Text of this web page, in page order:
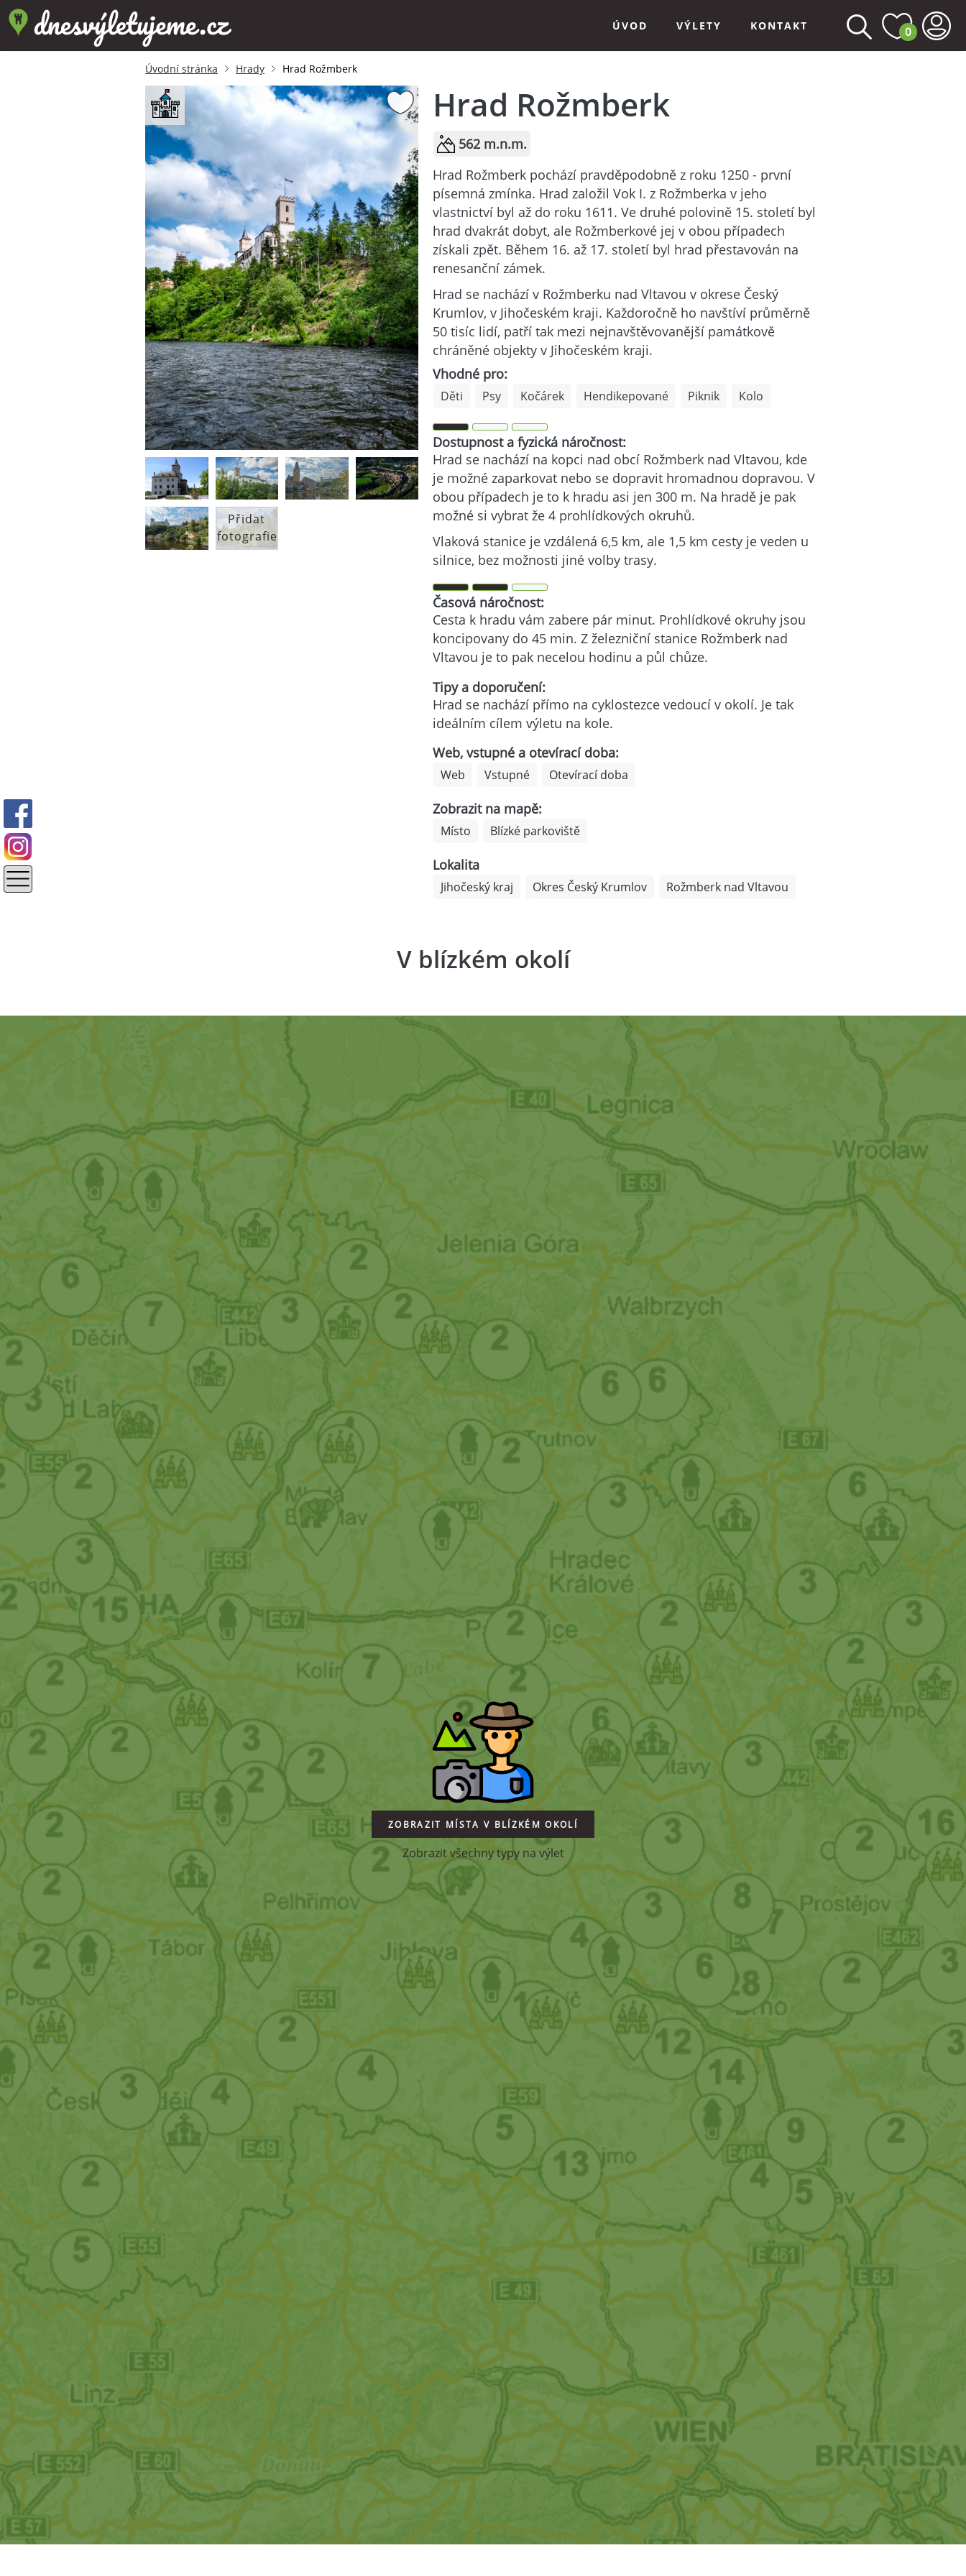
ÚVOD VÝLETY KONTAKT 0
Úvodní stránka Hrady Hrad Rožmberk
Přidat
fotografie
Hrad Rožmberk
562 m.n.m.
Hrad Rožmberk pochází pravděpodobně z roku 1250 - první
písemná zmínka. Hrad založil Vok I. z Rožmberka v jeho
vlastnictví byl až do roku 1611. Ve druhé polovině 15. století byl
hrad dvakrát dobyt, ale Rožmberkové jej v obou případech
získali zpět. Během 16. až 17. století byl hrad přestavován na
renesanční zámek.
Hrad se nachází v Rožmberku nad Vltavou v okrese Český
Krumlov, v Jihočeském kraji. Každoročně ho navštíví průměrně
50 tisíc lidí, patří tak mezi nejnavštěvovanější památkově
chráněné objekty v Jihočeském kraji.
Vhodné pro:
Děti Psy Kočárek Hendikepované Piknik Kolo
Dostupnost a fyzická náročnost:
Hrad se nachází na kopci nad obcí Rožmberk nad Vltavou, kde
je možné zaparkovat nebo se dopravit hromadnou dopravou. V
obou případech je to k hradu asi jen 300 m. Na hradě je pak
možné si vybrat že 4 prohlídkových okruhů.
Vlaková stanice je vzdálená 6,5 km, ale 1,5 km cesty je veden u
silnice, bez možnosti jiné volby trasy.
Časová náročnost:
Cesta k hradu vám zabere pár minut. Prohlídkové okruhy jsou
koncipovany do 45 min. Z železniční stanice Rožmberk nad
Vltavou je to pak necelou hodinu a půl chůze.
Tipy a doporučení:
Hrad se nachází přímo na cyklostezce vedoucí v okolí. Je tak
ideálním cílem výletu na kole.
Web, vstupné a otevírací doba:
Web Vstupné Otevírací doba
Zobrazit na mapě:
Místo Blízké parkoviště
Lokalita
Jihočeský kraj Okres Český Krumlov Rožmberk nad Vltavou
V blízkém okolí
ZOBRAZIT MÍSTA V BLÍZKÉM OKOLÍ
Zobrazit všechny typy na výlet